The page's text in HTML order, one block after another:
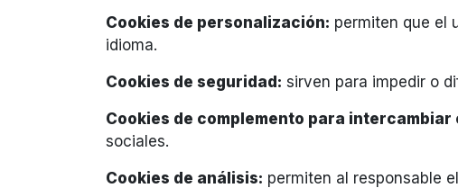
Cookies de personalización: permiten que el
idioma.
Cookies de seguridad: sirven para impedir o
Cookies de complemento para
sociales.
Cookies de análisis: permiten al responsable